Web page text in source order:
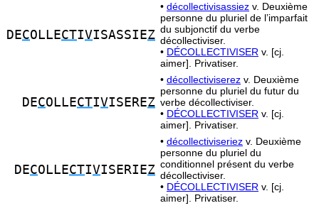
DECOLLECTIVISASSIEZ
• décollectivisassiez v. Deuxième
personne du pluriel de l’imparfait
du subjonctif du verbe
décollectiviser.
• DÉCOLLECTIVISER v. [cj.
aimer]. Privatiser.
DECOLLECTIVISEREZ
• décollectiviserez v. Deuxième
personne du pluriel du futur du
verbe décollectiviser.
• DÉCOLLECTIVISER v. [cj.
aimer]. Privatiser.
DECOLLECTIVISERIEZ
• décollectiviseriez v. Deuxième
personne du pluriel du
conditionnel présent du verbe
décollectiviser.
• DÉCOLLECTIVISER v. [cj.
aimer]. Privatiser.